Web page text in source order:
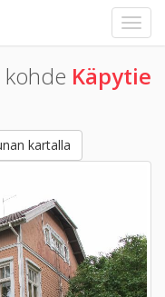
kohde Käpytie
kartalla